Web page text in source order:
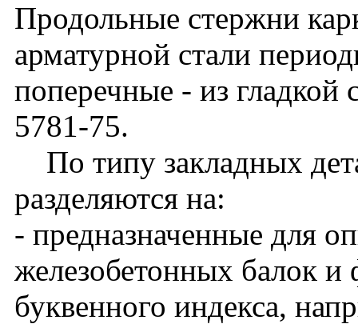
Продольные стержни
арматурной стали
поперечные - из
5781-75.
По типу закладных
разделяются на:
- предназначенные для
железобетонных балок
буквенного индекса,